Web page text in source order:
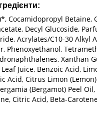
Cocamidopropyl Betaine,
Decyl Glucoside,
Acrylates/C10-30 Alkyl
Phenoxyethanol,
Xanthan
Juice, Benzoic Acid,
Acid, Citrus Limon
(Bergamot) Peel
Citric Acid, Beta-